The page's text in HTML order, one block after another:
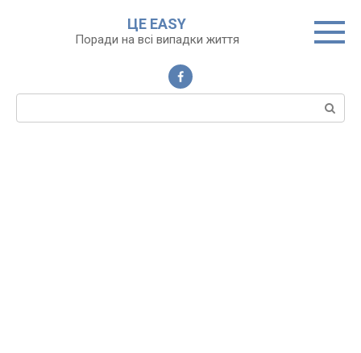
ЦЕ EASY
Поради на всі випадки життя
Пошук: